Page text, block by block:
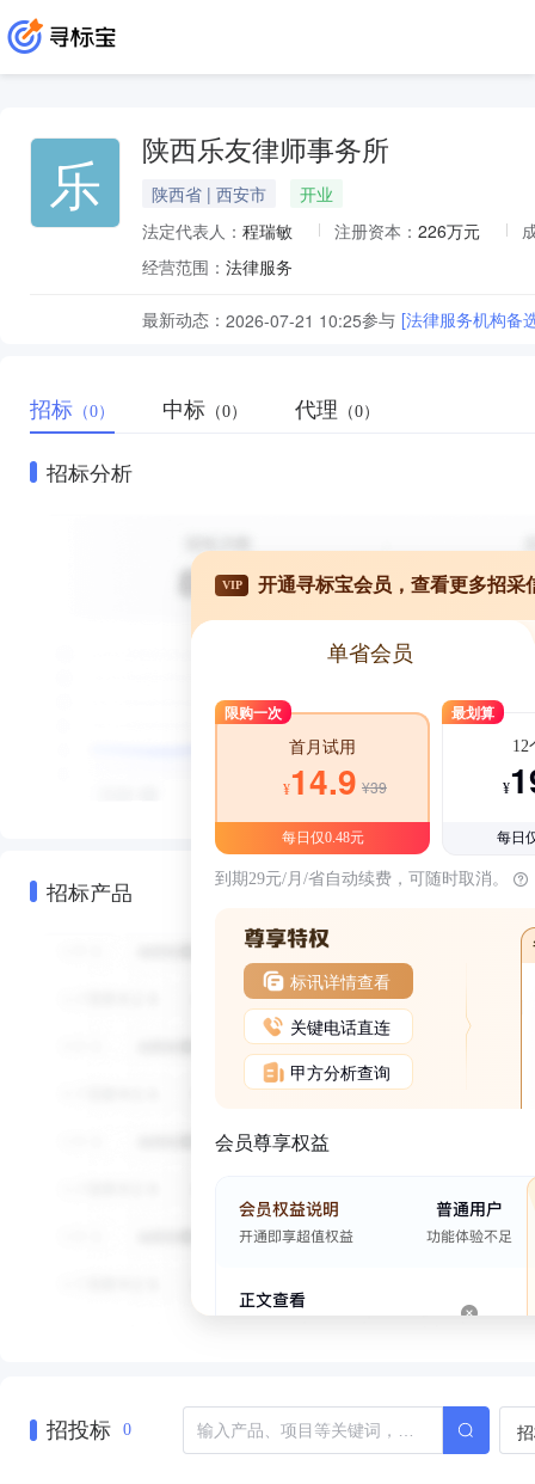
乐 陕西乐友律师事务所
陕西省 | 西安市
开业
法定代表人： 程瑞敏 注册资本： 226万元
经营范围： 法律服务
最新动态： 2026-07-21 10:25参与 [法律服务机构备
招标 （0） 中标 （0） 代理 （0）
招标分析
招标产品
VIP 开通寻标宝会员，查看更多招采
单省会员
限购一次
首月试用
¥14.9 ¥39
每日仅0.48元
最划算
12
¥
每日
到期29元/月/省自动续费，可随时取消。
标讯详情查看
关键电话直连
甲方分析查询
会员尊享权益
招投标 0